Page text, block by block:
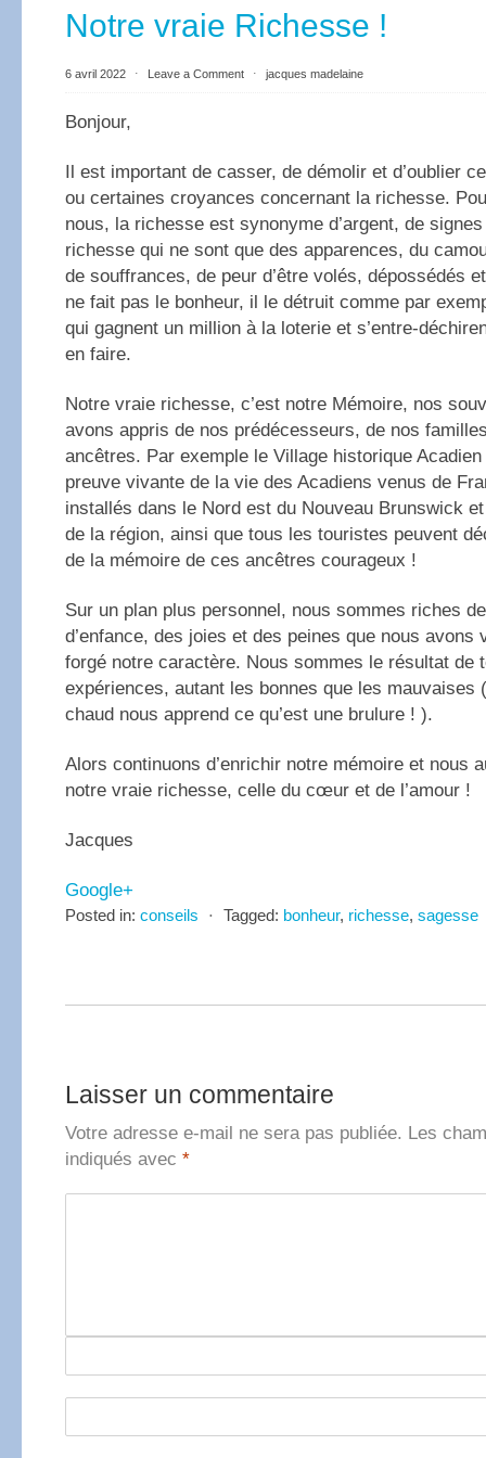
Notre vraie Richesse !
6 avril 2022 ⋅ Leave a Comment ⋅ jacques madelaine
Bonjour,
Il est important de casser, de démolir et d’oublier
ou certaines croyances concernant la richesse.
nous, la richesse est synonyme d’argent, de
richesse qui ne sont que des apparences, du
de souffrances, de peur d’être volés, dépossédés
ne fait pas le bonheur, il le détruit comme par
qui gagnent un million à la loterie et s’entre-
en faire.
Notre vraie richesse, c’est notre Mémoire, nos
avons appris de nos prédécesseurs, de nos
ancêtres. Par exemple le Village historique
preuve vivante de la vie des Acadiens venus de
installés dans le Nord est du Nouveau Brunswick
de la région, ainsi que tous les touristes peuvent
de la mémoire de ces ancêtres courageux !
Sur un plan plus personnel, nous sommes riches
d’enfance, des joies et des peines que nous avons
forgé notre caractère. Nous sommes le résultat de
expériences, autant les bonnes que les mauvaises
chaud nous apprend ce qu’est une brulure ! ).
Alors continuons d’enrichir notre mémoire et nous
notre vraie richesse, celle du cœur et de l’amour !
Jacques
Google+
Posted in: conseils ⋅ Tagged: bonheur, richesse, sagesse
Laisser un commentaire
Votre adresse e-mail ne sera pas publiée. Les
indiqués avec *